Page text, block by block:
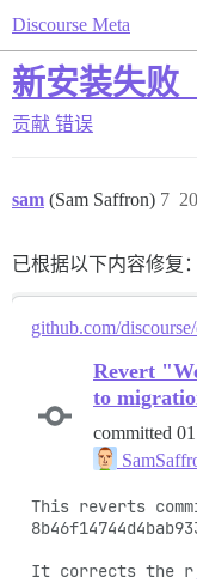
Discourse Meta
新安装失败
贡献 错误
sam (Sam Saffron) 7
已根据以下内容修复：
github.com/
Revert
to
committed
This reverts
It corrects the r